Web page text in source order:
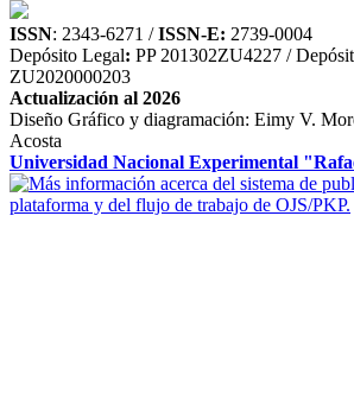
ISSN: 2343-6271 /ISSN-E: 2739-0004
Depósito Legal: PP 201302ZU4227 /
ZU2020000203
Actualización al 2026
Diseño Gráfico y diagramación: Eimy V.
Acosta
Universidad Nacional Experimental